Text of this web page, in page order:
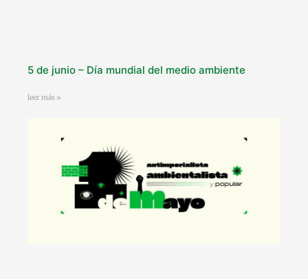
5 de junio – Día mundial del medio ambiente
leer más »